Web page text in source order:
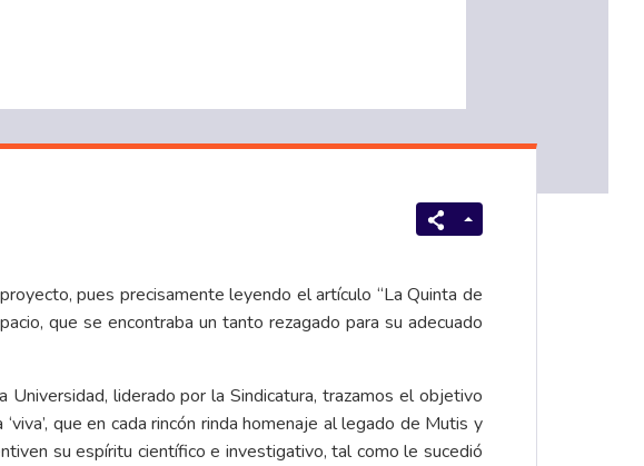
pues precisamente leyendo el artículo “La Quinta de
que se encontraba un tanto rezagado para su adecuado
liderado por la Sindicatura, trazamos el objetivo
que en cada rincón rinda homenaje al legado de Mutis y
su espíritu científico e investigativo, tal como le sucedió